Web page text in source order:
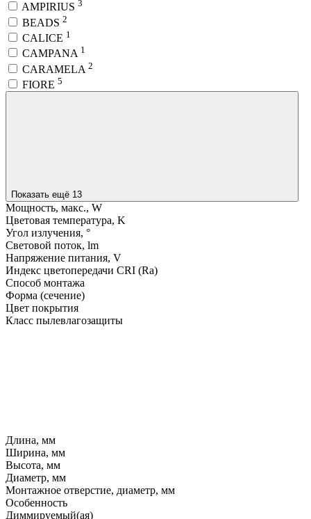
AMPIRIUS 3
BEADS 2
CALICE 1
CAMPANA 1
CARAMELA 2
FIORE 5
Показать ещё 13
Мощность, макс., W
Цветовая температура, K
Угол излучения, °
Световой поток, lm
Напряжение питания, V
Индекс цветопередачи CRI (Ra)
Способ монтажа
Форма (сечение)
Цвет покрытия
Класс пылевлагозащиты
Длина, мм
Ширина, мм
Высота, мм
Диаметр, мм
Монтажное отверстие, диаметр, мм
Особенность
Диммируемый(ая)